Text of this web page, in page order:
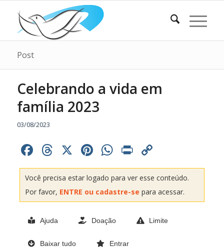
Post
Celebrando a vida em
família 2023
03/08/2023
Facebook
Threads
X Pinterest
WhatsApp
Print
Link
Você precisa estar logado para ver esse conteúdo.
Por favor, ENTRE ou cadastre-se para acessar.
Ajuda Doação Limite
Baixar tudo Entrar